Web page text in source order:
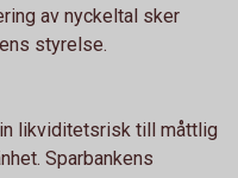
av nyckeltal sker
styrelse.
likviditetsrisk till måttlig
Sparbankens